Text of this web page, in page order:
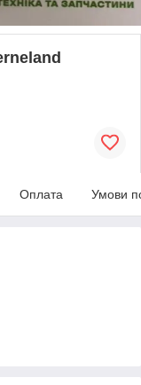
Оплата Умови